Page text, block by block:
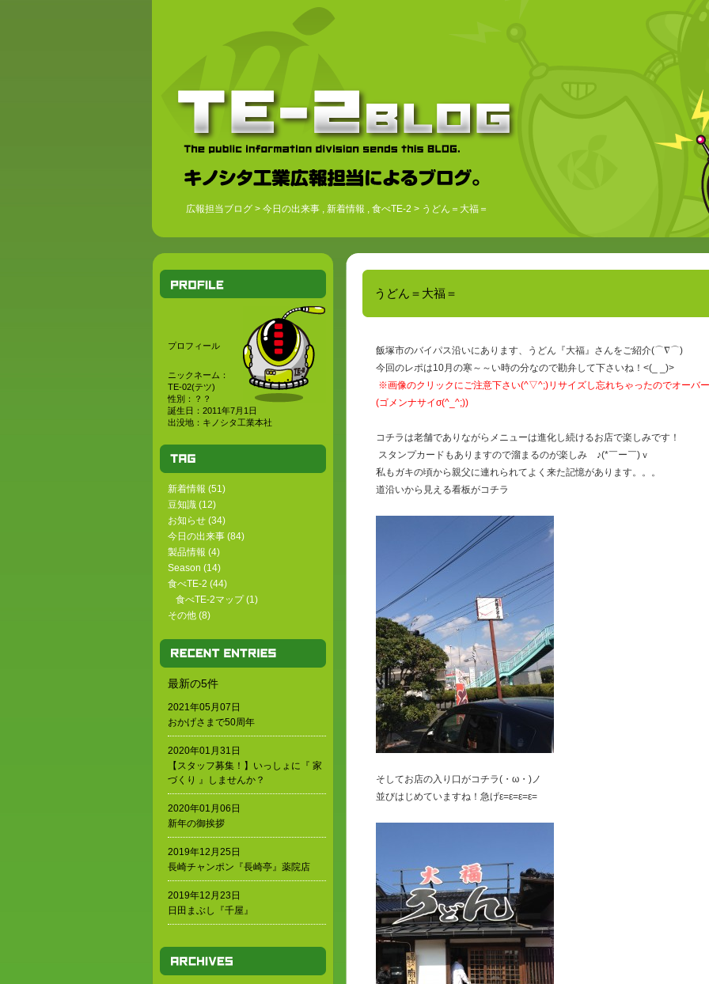
広報担当ブログ > 今日の出来事 , 新着情報 , 食べTE-2 > うどん＝大福＝
プロフィール
ニックネーム：
TE-02(テツ)
性別：？？
誕生日：2011年7月1日
出没地：キノシタ工業本社
新着情報 (51)
豆知識 (12)
お知らせ (34)
今日の出来事 (84)
製品情報 (4)
Season (14)
食べTE-2 (44)
食べTE-2マップ(1)
その他 (8)
最新の5件
2021年05月07日
おかげさまで50周年
2020年01月31日
【スタッフ募集！】いっしょに『 家
づくり 』しませんか？
2020年01月06日
新年の御挨拶
2019年12月25日
長崎チャンポン『長崎亭』薬院店
2019年12月23日
日田まぶし『千屋』
うどん＝大福＝
飯塚市のバイパス沿いにあります、うどん『大福』さんをご紹介(⌒∇⌒)
今回のレポは10月の寒～～い時の分なので勘弁して下さいね！<(_ _)>
※画像のクリックにご注意下さい(^▽^;)リサイズし忘れちゃったのでオーバ
(ゴメンナサイσ(^_^;))
コチラは老舗でありながらメニューは進化し続けるお店で楽しみです！
スタンプカードもありますので溜まるのが楽しみ ♪(*￣ー￣)ｖ
私もガキの頃から親父に連れられてよく来た記憶があります。。。
道沿いから見える看板がコチラ
そしてお店の入り口がコチラ(・ω・)ノ
並びはじめていますね！急げε=ε=ε=ε=